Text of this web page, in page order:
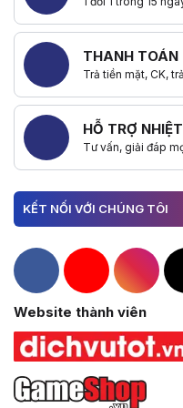
THANH TOÁN
Trả tiền mặt, CK,
HỖ TRỢ
Tư vấn, giải đáp
KẾT NỐI VỚI CHÚNG TÔI
Hacom Facebook
Hacom
Website thành viên